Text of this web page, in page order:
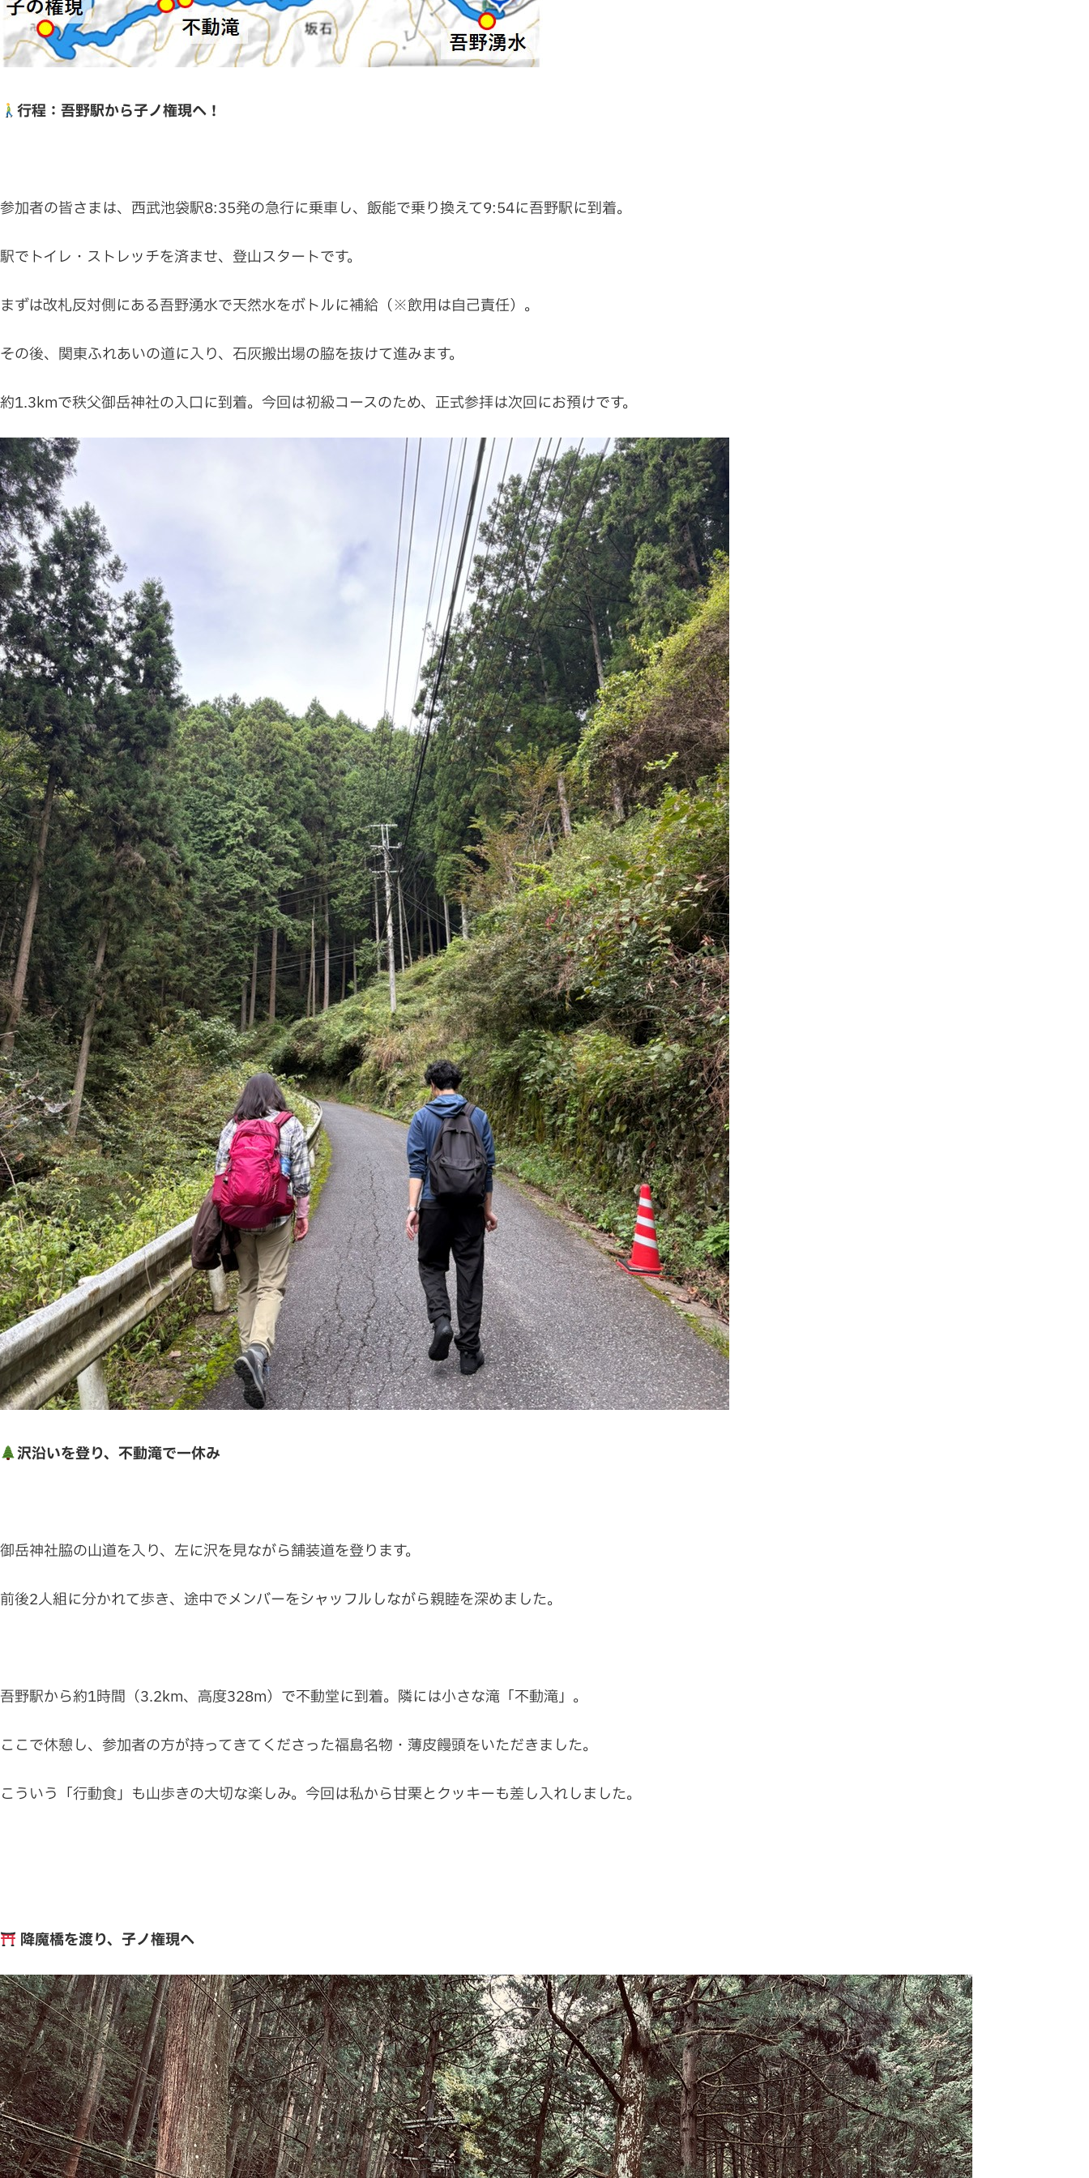
行程：吾野駅から子ノ権現へ！
参加者の皆さまは、西武池袋駅8:35発の急行に乗車し、飯能で乗り換えて9:54に吾野駅に到着。
駅でトイレ・ストレッチを済ませ、登山スタートです。
まずは改札反対側にある吾野湧水で天然水をボトルに補給（※飲用は自己責任）。
その後、関東ふれあいの道に入り、石灰搬出場の脇を抜けて進みます。
約1.3kmで秩父御岳神社の入口に到着。今回は初級コースのため、正式参拝は次回にお預けです。
沢沿いを登り、不動滝で一休み
御岳神社脇の山道を入り、左に沢を見ながら舗装道を登ります。
前後2人組に分かれて歩き、途中でメンバーをシャッフルしながら親睦を深めました。
吾野駅から約1時間（3.2km、高度328m）で不動堂に到着。隣には小さな滝「不動滝」。
ここで休憩し、参加者の方が持ってきてくださった福島名物・薄皮饅頭をいただきました。
こういう「行動食」も山歩きの大切な楽しみ。今回は私から甘栗とクッキーも差し入れしました。
降魔橋を渡り、子ノ権現へ